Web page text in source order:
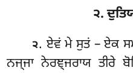
੨.
੨. ਏਵਂਮੇ ਸੁਤਂ – ਏਕ
ਨਜ੍ਜਾ ਨੇਰਞ੍ਜਰਾਯ ਤੀਰੇ